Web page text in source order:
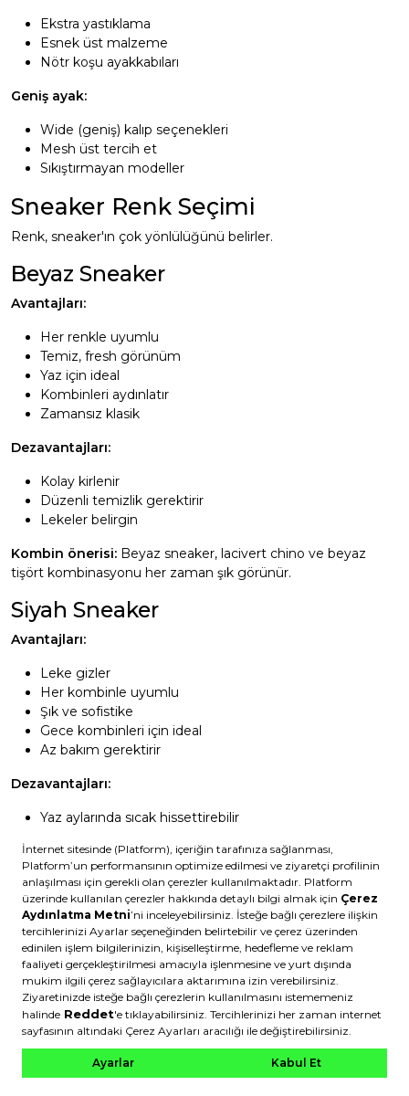
Ekstra yastıklama
Esnek üst malzeme
Nötr koşu ayakkabıları
Geniş ayak:
Wide (geniş) kalıp seçenekleri
Mesh üst tercih et
Sıkıştırmayan modeller
Sneaker Renk Seçimi
Renk, sneaker'ın çok yönlülüğünü belirler.
Beyaz Sneaker
Avantajları:
Her renkle uyumlu
Temiz, fresh görünüm
Yaz için ideal
Kombinleri aydınlatır
Zamansız klasik
Dezavantajları:
Kolay kirlenir
Düzenli temizlik gerektirir
Lekeler belirgin
Kombin önerisi: Beyaz sneaker, lacivert chino ve beyaz
tişört kombinasyonu her zaman şık görünür.
Siyah Sneaker
Avantajları:
Leke gizler
Her kombinle uyumlu
Şık ve sofistike
Gece kombinleri için ideal
Az bakım gerektirir
Dezavantajları:
Yaz aylarında sıcak hissettirebilir
Kombin önerisi:Siyah sneaker, siyah jean ve gri tişört
minimal ve şık bir görünüm sunar.
Nötr Tonlar
Gri:
Çok yönlü
Leke gizler
Modern görünüm
Her mevsim uygun
Lacivert: